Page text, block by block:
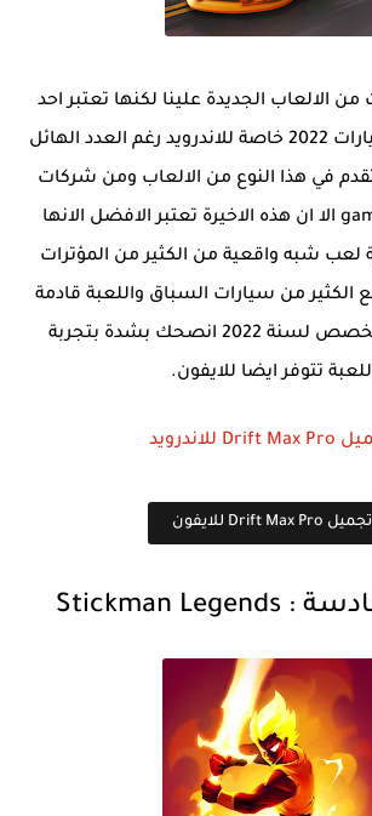
الالعاب الجديدة علينا لكنها تعتبر احد
افضل العاب السيارات 2022 خاصة للاندرويد رغم العدد الهائل
في هذا النوع من الالعاب ومن شركات
الا ان هذه الاخيرة تعتبر الافضل الانها
لعب شبه واقعية من الكثير من المؤترات
الكثير من سيارات السباق واللعبة قادمة
بتحديد جديد المخصص لسنة 2022 انصحك بشدة بتجربة
تتوفر ايضا للايفون.
Drift Max Pro للاندرويد
تجميل Drift Max Pro للايفون
:
Stickman Legends